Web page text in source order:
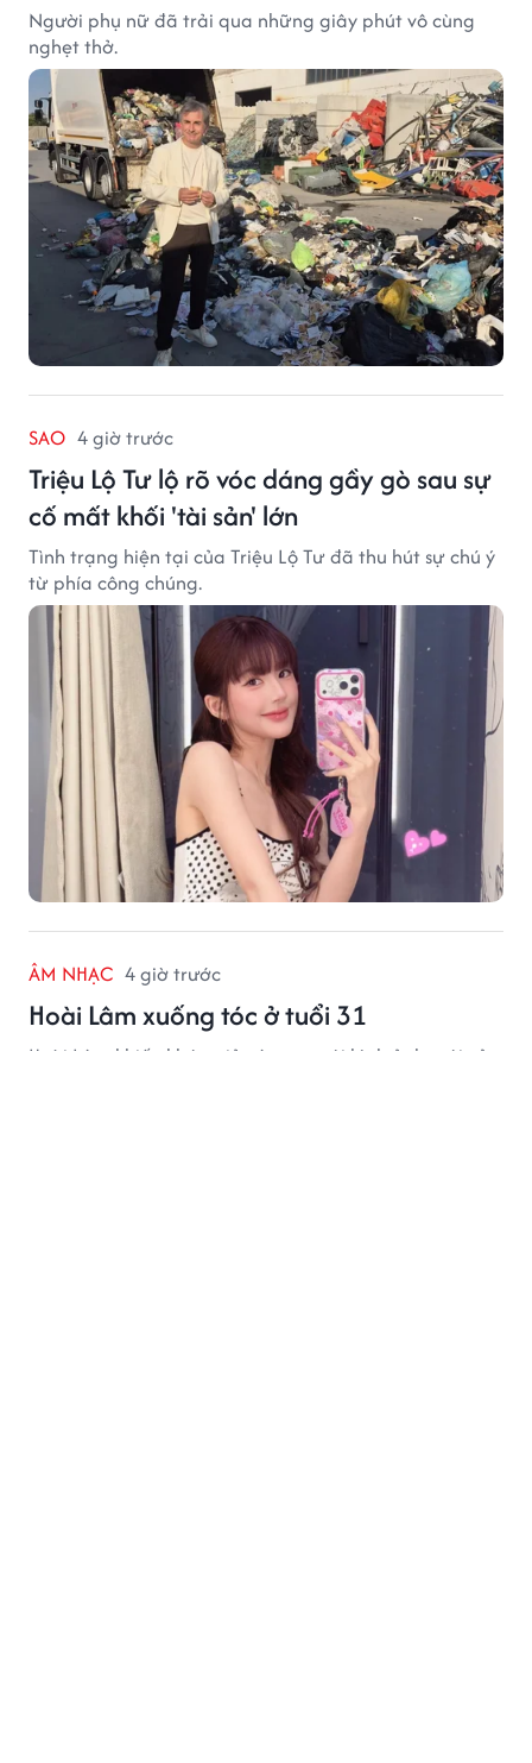
Người phụ nữ đã trải qua những giây phút vô cùng
nghẹt thở.
SAO 4 giờ trước
Triệu Lộ Tư lộ rõ vóc dáng gầy gò sau sự
cố mất khối 'tài sản' lớn
Tình trạng hiện tại của Triệu Lộ Tư đã thu hút sự chú ý
từ phía công chúng.
ÂM NHẠC 4 giờ trước
Hoài Lâm xuống tóc ở tuổi 31
Hoài Lâm khiến khán giả xôn xao với hình ảnh mới của